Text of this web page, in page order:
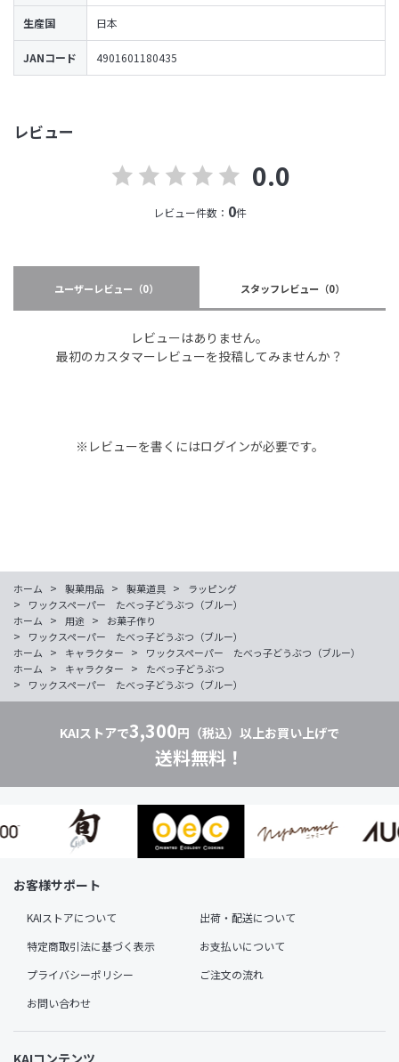
レビュー
0.0
レビュー件数： 0件
ユーザーレビュー （0） スタッフレビュー （0）
レビューはありません。
最初のカスタマーレビューを投稿してみませんか？
※レビューを書くにはログインが必要です。
生産国 日本
JANコード 4901601180435
ホーム > 製菓用品 > 製菓道具 > ラッピング
>
ワックスペーパー たべっ子どうぶつ（ブルー）
ホーム
> 用途 > お菓子作り
>
ワックスペーパー たべっ子どうぶつ（ブルー）
ホーム
> キャラクター >
ワックスペーパー たべっ子どうぶつ（ブルー）
ホーム
> キャラクター > たべっ子どうぶつ
> ワックスペーパー たべっ子どうぶつ（ブルー）
KAIストアで3,300円（税込）以上お買い上げで
送料無料！
お客様サポート
KAIストアについて
出荷・配送について
特定商取引法に基づく表示
お支払いについて
プライバシーポリシー
ご注文の流れ
お問い合わせ
KAIコンテンツ